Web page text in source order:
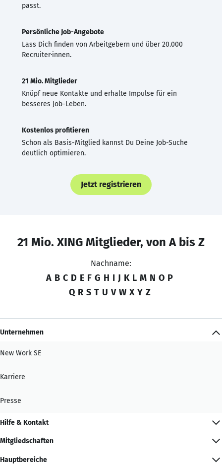
passt.
Persönliche Job-Angebote
Lass Dich finden von Arbeitgebern und über 20.000
Recruiter·innen.
21 Mio. Mitglieder
Knüpf neue Kontakte und erhalte Impulse für ein
besseres Job-Leben.
Kostenlos profitieren
Schon als Basis-Mitglied kannst Du Deine Job-Suche
deutlich optimieren.
Jetzt registrieren
21 Mio. XING Mitglieder, von A bis Z
Nachname:
A B C D E F G H I J K L M N O P
Q R S T U V W X Y Z
Unternehmen
New Work SE
Karriere
Presse
Hilfe & Kontakt
Mitgliedschaften
Hauptbereiche